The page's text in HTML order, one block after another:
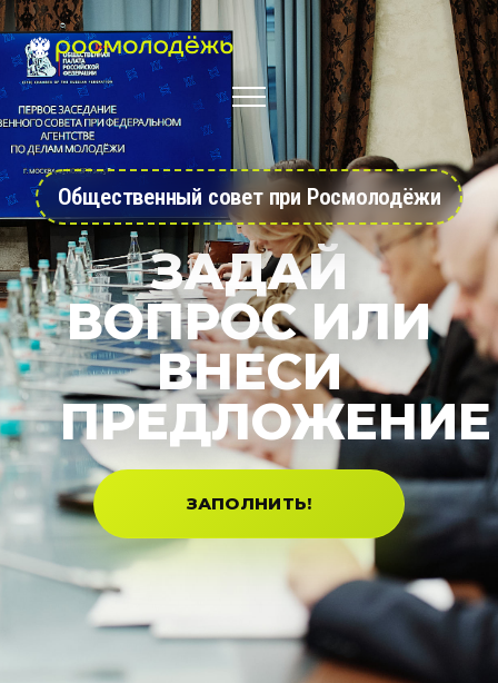
Общественный совет при Росмолодёжи
ЗАДАЙ
ВОПРОС ИЛИ
ВНЕСИ
ПРЕДЛОЖЕНИЕ
ЗАПОЛНИТЬ!